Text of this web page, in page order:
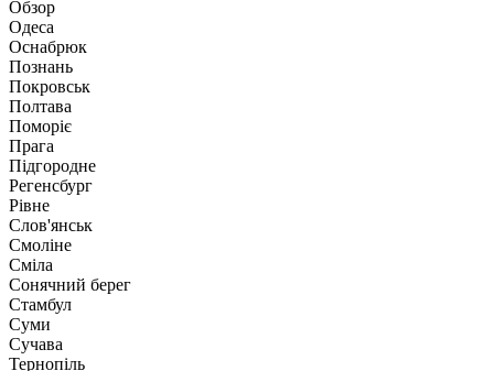
Обзор
Одеса
Оснабрюк
Познань
Покровськ
Полтава
Поморіє
Прага
Підгородне
Регенсбург
Рівне
Слов'янськ
Смоліне
Сміла
Сонячний берег
Стамбул
Суми
Сучава
Тернопіль